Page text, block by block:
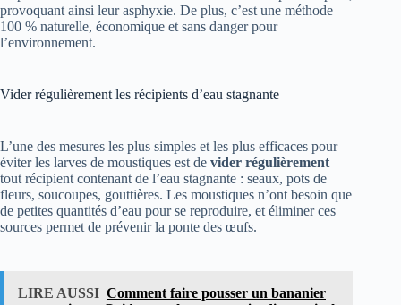
provoquant ainsi leur asphyxie. De plus, c’est une méthode
100 % naturelle, économique et sans danger pour
l’environnement.
Vider régulièrement les récipients d’eau stagnante
L’une des mesures les plus simples et les plus efficaces pour
éviter les larves de moustiques est de vider régulièrement
tout récipient contenant de l’eau stagnante : seaux, pots de
fleurs, soucoupes, gouttières. Les moustiques n’ont besoin que
de petites quantités d’eau pour se reproduire, et éliminer ces
sources permet de prévenir la ponte des œufs.
LIRE AUSSI Comment faire pousser un bananier